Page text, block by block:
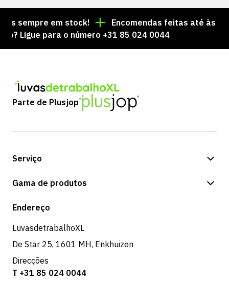
em stock!
Encomendas feitas até às 15:00
para o número +31 85 024 0044
Parte de Plusjop
Serviço
Opções de pagamento
Devoluções e serviço
Gama de produtos
Loja
Endereço
LuvasdetrabalhoXL
De Star 25, 1601 MH, Enkhuizen
Direcções
T +31 85 024 0044